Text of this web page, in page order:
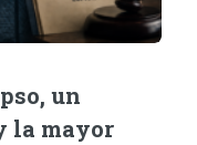
un
la mayor